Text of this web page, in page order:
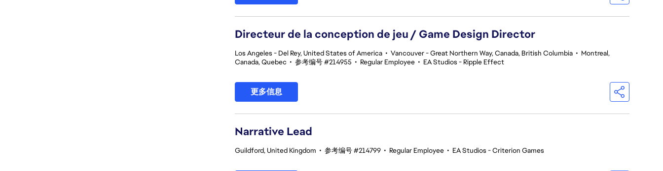
Directeur de la conception de jeu / Game Design Director
Los Angeles - Del Rey, United States of America • Vancouver - Great Northern Way, Canada, British Columbia • Montreal,
Canada, Quebec • 参考编号 #214955 • Regular Employee • EA Studios - Ripple Effect
更多信息
Narrative Lead
Guildford, United Kingdom • 参考编号 #214799 • Regular Employee • EA Studios - Criterion Games